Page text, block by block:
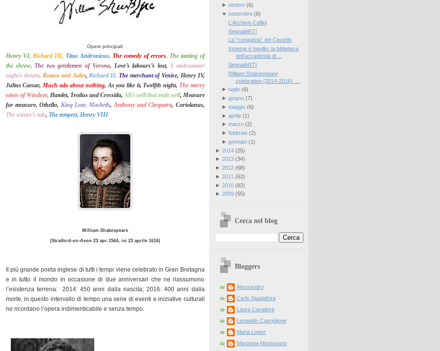
Opere principali:
Henry VI, Richard III, Titus Andronicus, The comedy of errors, The taming of
the shrew, The two gentlemen of Verona, Love’s labours’s lost,A midsummer
night’s dream, Romeo and Juliet, Richard II, The merchant of Venice, Henry IV,
Julius Caesar, Much ado about nothing, As you like it, Twelfth night, The merry
wives of Windsor, Hamlet, Troilus and Cressida,All’s well that ends well, Measure
for measure, Othello, King Lear, Macbeth,Anthony and Cleopatra, Coriolanus,
The winter’s tale, The tempest, Henry VIII
William Shakespeare
(Stratford-on-Avon 23 apr.1564, ivi 23 aprile 1616)
Il più grande poeta inglese di tutti i tempi viene celebrato in Gran Bretagna
e in tutto il mondo in occasione di due anniversari che ne riassumono
l’esistenza terrena:
2014:450 anni dalla nascita; 2016: 400 anni dalla
morte, in questo intervallo di tempo una serie di eventi e iniziative culturali
ne ricordano l’opera indimenticabile e senza tempo.
► ottobre(6)
▼ settembre(6)
L'Archivio Cellini
SegnalARTI
La "conquista" del Castello
Insieme è meglio: la biblioteca
dell’accademia di ...
SegnalARTI
William Shakespeare
celebration (2014-2016) ...
► luglio(6)
► giugno(7)
► maggio(6)
► aprile(1)
► marzo(2)
► febbraio(2)
► gennaio(1)
► 2014(25)
► 2013(34)
► 2012(68)
► 2011 (62)
► 2010(82)
► 2009(55)
Cerca nel blog
Bloggers
Alessandro
Carlo Spadafora
Laura Cavaliere
Leopoldo Capriglione
Maria Lopez
Marianna Montesano